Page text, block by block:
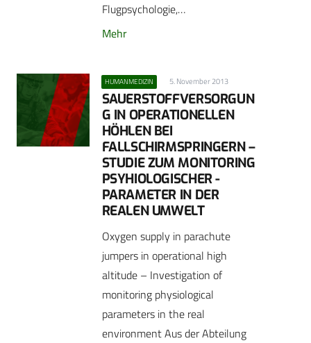
Flugpsychologie,…
Mehr
HUMANMEDIZIN 5. November 2013
SAUERSTOFFVERSORGUN
G IN OPERATIONELLEN
HÖHLEN BEI
FALLSCHIRMSPRINGERN –
STUDIE ZUM MONITORING
PSYHIOLOGISCHER ­
PARAMETER IN DER
REALEN UMWELT
Oxygen supply in parachute
jumpers in operational high
altitude – Investigation of
monitoring physiological
parameters in the real
environment Aus der Abteilung